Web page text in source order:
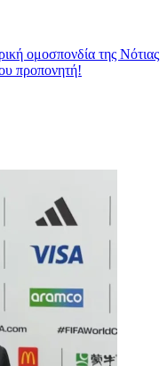
ομοσπονδία της Νότιας
προπονητή!